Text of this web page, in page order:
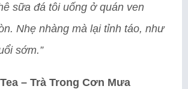
sữa đá tôi uống ở quán ven
Nhẹ nhàng mà lại tỉnh táo, như
sớm.”
– Trà Trong Cơn Mưa